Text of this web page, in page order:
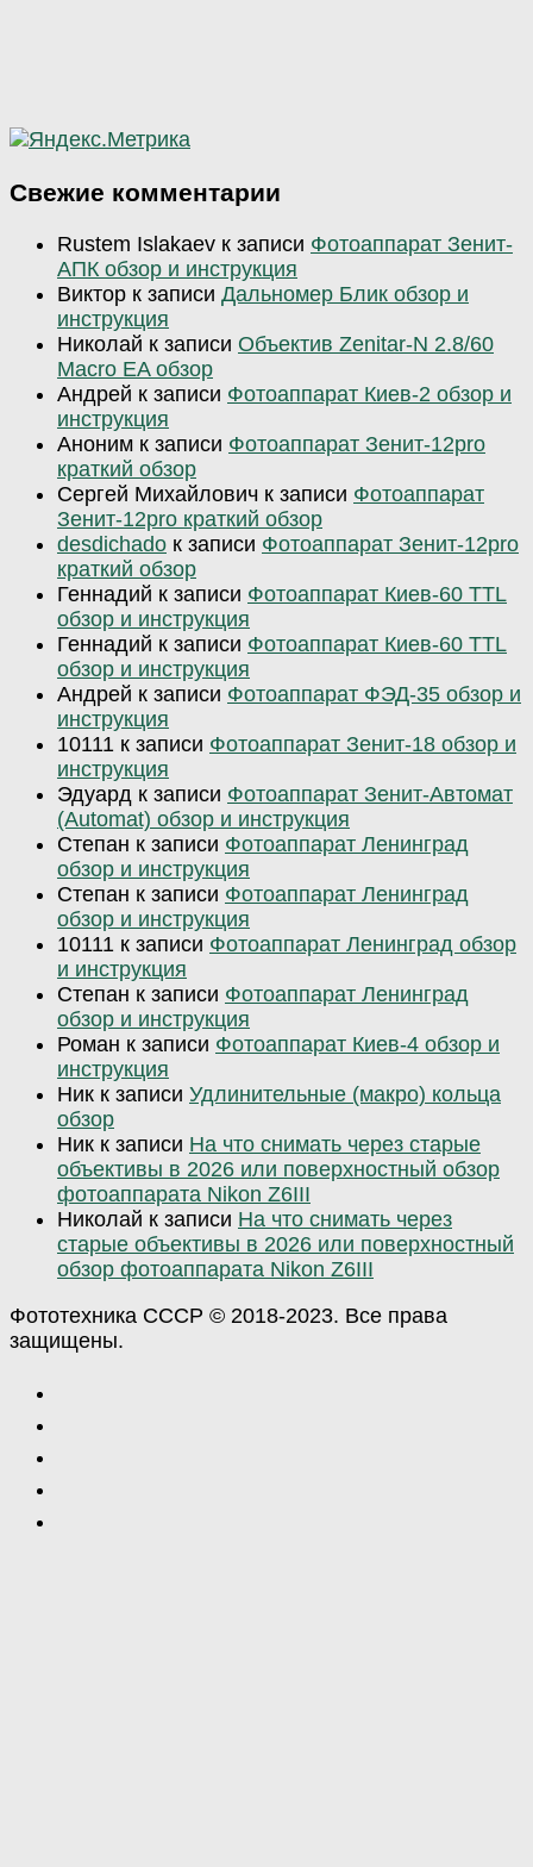
Свежие комментарии
Rustem Islakaev к записи Фотоаппарат Зенит-
АПК обзор и инструкция
Виктор к записи Дальномер Блик обзор и
инструкция
Николай к записи Объектив Zenitar-N 2.8/60
Macro EA обзор
Андрей к записи Фотоаппарат Киев-2 обзор и
инструкция
Аноним к записи Фотоаппарат Зенит-12pro
краткий обзор
Сергей Михайлович к записи Фотоаппарат
Зенит-12pro краткий обзор
desdichado к записи Фотоаппарат Зенит-12pro
краткий обзор
Геннадий к записи Фотоаппарат Киев-60 TTL
обзор и инструкция
Геннадий к записи Фотоаппарат Киев-60 TTL
обзор и инструкция
Андрей к записи Фотоаппарат ФЭД-35 обзор и
инструкция
10111 к записи Фотоаппарат Зенит-18 обзор и
инструкция
Эдуард к записи Фотоаппарат Зенит-Автомат
(Automat) обзор и инструкция
Степан к записи Фотоаппарат Ленинград
обзор и инструкция
Степан к записи Фотоаппарат Ленинград
обзор и инструкция
10111 к записи Фотоаппарат Ленинград обзор
и инструкция
Степан к записи Фотоаппарат Ленинград
обзор и инструкция
Роман к записи Фотоаппарат Киев-4 обзор и
инструкция
Ник к записи Удлинительные (макро) кольца
обзор
Ник к записи На что снимать через старые
объективы в 2026 или поверхностный обзор
фотоаппарата Nikon Z6III
Николай к записи На что снимать через
старые объективы в 2026 или поверхностный
обзор фотоаппарата Nikon Z6III
Фототехника СССР © 2018-2023. Все права
защищены.